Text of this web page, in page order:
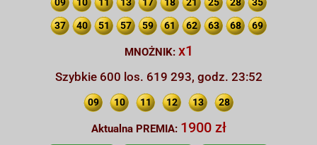
37 40 51 57 59 61 62 63 68 69
MNOŻNIK: x1
Szybkie 600 los. 619 293, godz. 23:52
09 10 11 12 13 28
Aktualna PREMIA: 1900 zł